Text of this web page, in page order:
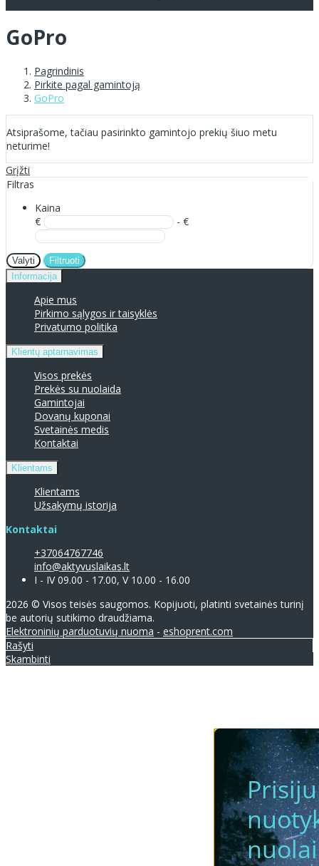
GoPro
Pagrindinis
Pirkite pagal gamintoją
GoPro
Atsiprašome, tačiau pasirinkto gamintojo prekių šiuo metu
neturime!
Grįžti
Filtras
Kaina
€
- €
Valyti
Filtruoti
Informacija
Apie mus
Pirkimo sąlygos ir taisyklės
Privatumo politika
Klientų aptarnavimas
Visos prekės
Prekės su nuolaida
Gamintojai
Dovanų kuponai
Svetainės medis
Kontaktai
Klientams
Klientams
Užsakymų istorija
Kontaktai
+37064767746
info@aktyvuslaikas.lt
I - IV 09.00 - 17.00, V 10.00 - 16.00
2026 © Visos teisės saugomos. Kopijuoti, platinti svetainės turinį
be autorių sutikimo draudžiama.
Elektroninių parduotuvių nuoma - eshoprent.com
Rašyti
Skambinti